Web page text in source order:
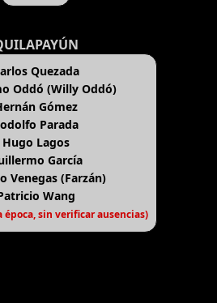
Quezada
Oddó (Willy Oddó)
Gómez
Parada
Hugo Lagos
García
Venegas (Farzán)
Wang
sin verificar ausencias)